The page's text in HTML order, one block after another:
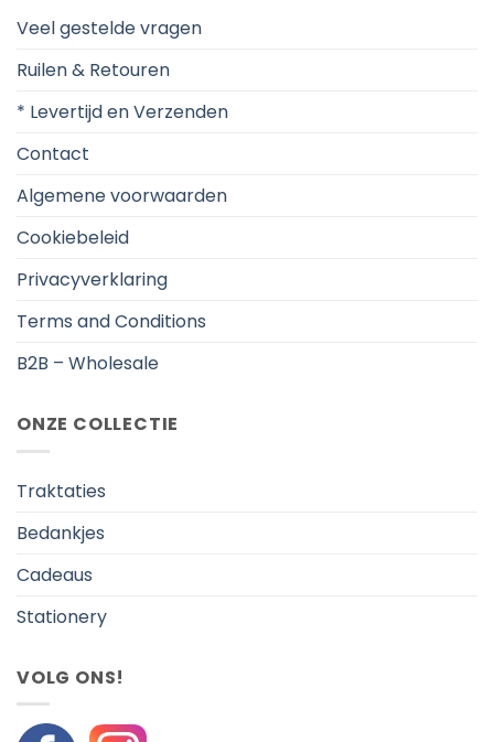
Veel gestelde vragen
Ruilen & Retouren
* Levertijd en Verzenden
Contact
Algemene voorwaarden
Cookiebeleid
Privacyverklaring
Terms and Conditions
B2B – Wholesale
ONZE COLLECTIE
Traktaties
Bedankjes
Cadeaus
Stationery
VOLG ONS!